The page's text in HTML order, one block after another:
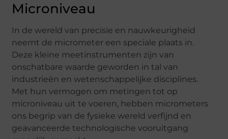
Microniveau
In de wereld van precisie en nauwkeurigheid
neemt de micrometer een speciale plaats in.
Deze kleine meetinstrumenten zijn van
onschatbare waarde geworden in tal van
industrieën en wetenschappelijke disciplines.
Met hun vermogen om metingen tot op
microniveau uit te voeren, hebben micrometers
ons begrip van de fysieke wereld verfijnd en
geavanceerde technologische vooruitgang